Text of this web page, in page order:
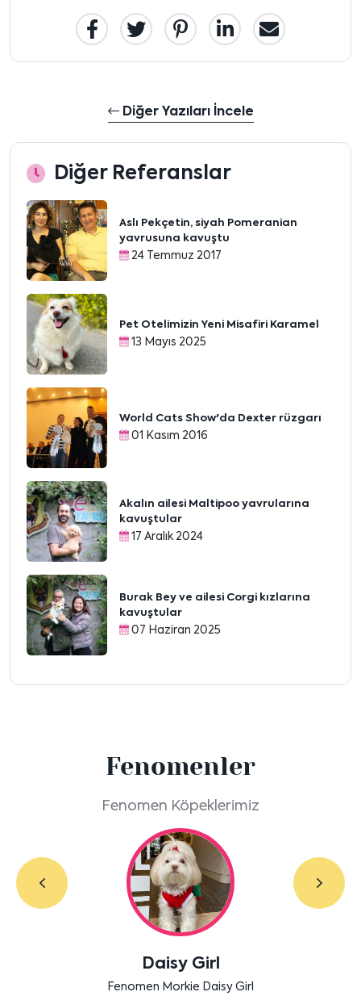
Diğer Yazıları İncele
Diğer Referanslar
Aslı Pekçetin, siyah Pomeranian
yavrusuna kavuştu
24 Temmuz 2017
Pet Otelimizin Yeni Misafiri Karamel
13 Mayıs 2025
World Cats Show'da Dexter rüzgarı
01 Kasım 2016
Akalın ailesi Maltipoo yavrularına
kavuştular
17 Aralık 2024
Burak Bey ve ailesi Corgi kızlarına
kavuştular
07 Haziran 2025
Fenomenler
Fenomen Köpeklerimiz
Labradoodle Bruno
Bensu Soral'ın dostu Bruno